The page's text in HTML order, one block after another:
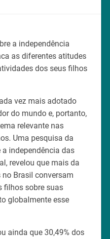
a independência
as diferentes atitudes
dos seus filhos
vez mais adotado
do mundo e, portanto,
relevante nas
Uma pesquisa da
a independência das
revelou que mais da
Brasil conversam
filhos sobre suas
globalmente esse
ainda que 30,49% dos